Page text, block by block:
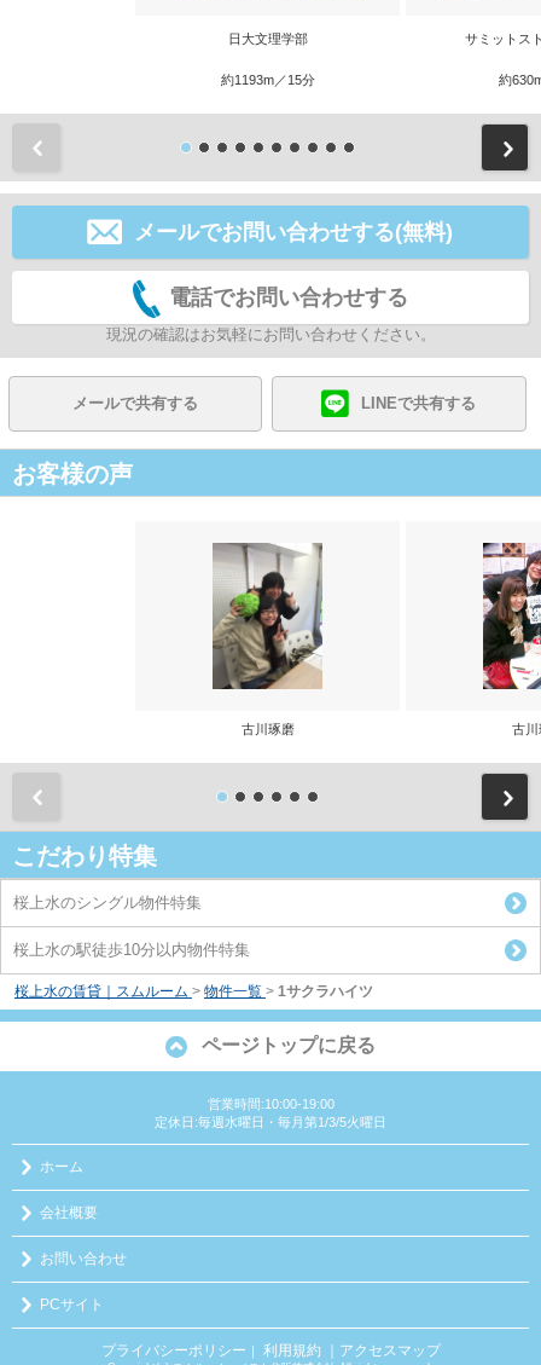
日大文理学部
約1193m／15分
サミットス
約
メールでお問い合わせする(無料)
電話でお問い合わせする
現況の確認はお気軽にお問い合わせください。
メールで共有する LINEで共有する
お客様の声
古川琢磨 古川
こだわり特集
桜上水のシングル物件特集
桜上水の駅徒歩10分以内物件特集
桜上水の賃貸｜スムルーム > 物件一覧 > 1サクラハイツ
ページトップに戻る
営業時間:10:00-19:00
定休日:毎週水曜日・毎月第1/3/5火曜日
ホーム
会社概要
お問い合わせ
PCサイト
プライバシーポリシー 利用規約 ｜アクセスマップ